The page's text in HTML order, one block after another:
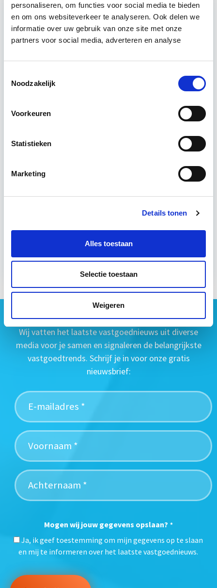
personaliseren, om functies voor social media te bieden
en om ons websiteverkeer te analyseren. Ook delen we
informatie over uw gebruik van onze site met onze
partners voor social media, adverteren en analyse
Noodzakelijk
Voorkeuren
Statistieken
Marketing
Details tonen
Alles toestaan
Selectie toestaan
Weigeren
Relevant bij dit artikel
Huurrecht Woonruimte
onderhandelingsproces bij huur- en verhuur van
praktijkvaardigheden, zoals het…
Lees verder
Utrecht
4 uur per week
Eerstvolgende startdatum
Meer informatie
Geen vastgoednieuws missen?
Wij vatten het laatste vastgoednieuws uit diverse
media voor je samen en signaleren de belangrijkste
vastgoedtrends. Schrijf je in voor onze gratis
nieuwsbrief:
Mogen wij jouw gegevens opslaan? *
Ja, ik geef toestemming om mijn gegevens op te slaan
en mij te informeren over het laatste vastgoednieuws.